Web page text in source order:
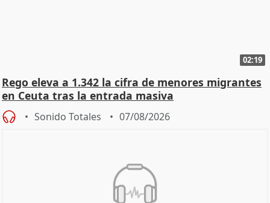
02:19
Rego eleva a 1.342 la cifra de menores migrantes
en Ceuta tras la entrada masiva
Sonido Totales 07/08/2026